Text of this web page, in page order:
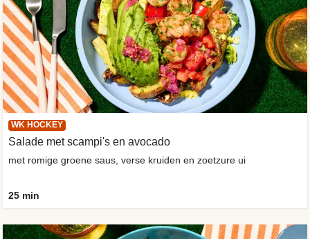
WK HOCKEY
Salade met scampi's en avocado
met romige groene saus, verse kruiden en zoetzure ui
25 min